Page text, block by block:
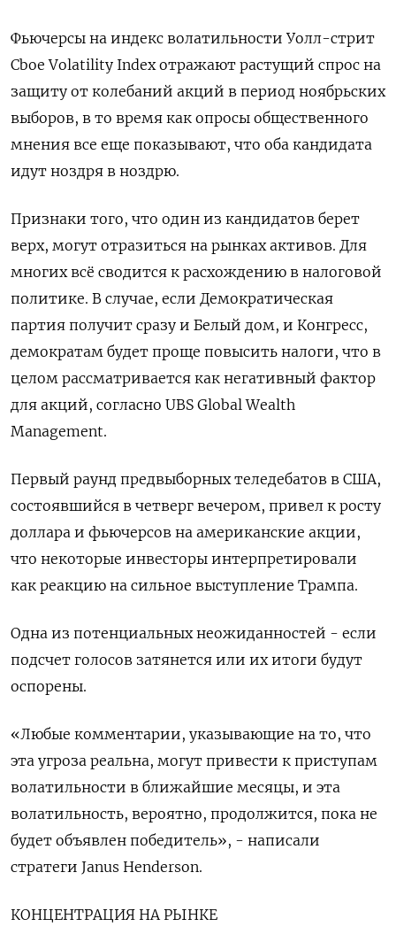
Фьючерсы на индекс волатильности Уолл-стрит
Cboe Volatility Index отражают растущий спрос на
защиту от колебаний акций в период ноябрьских
выборов, в то время как опросы общественного
мнения все еще показывают, что оба кандидата
идут ноздря в ноздрю.
Признаки того, что один из кандидатов берет
верх, могут отразиться на рынках активов. Для
многих всё сводится к расхождению в налоговой
политике. В случае, если Демократическая
партия получит сразу и Белый дом, и Конгресс,
демократам будет проще повысить налоги, что в
целом рассматривается как негативный фактор
для акций, согласно UBS Global Wealth
Management.
Первый раунд предвыборных теледебатов в США,
состоявшийся в четверг вечером, привел к росту
доллара и фьючерсов на американские акции,
что некоторые инвесторы интерпретировали
как реакцию на сильное выступление Трампа.
Одна из потенциальных неожиданностей - если
подсчет голосов затянется или их итоги будут
оспорены.
«Любые комментарии, указывающие на то, что
эта угроза реальна, могут привести к приступам
волатильности в ближайшие месяцы, и эта
волатильность, вероятно, продолжится, пока не
будет объявлен победитель», - написали
стратеги Janus Henderson.
КОНЦЕНТРАЦИЯ НА РЫНКЕ